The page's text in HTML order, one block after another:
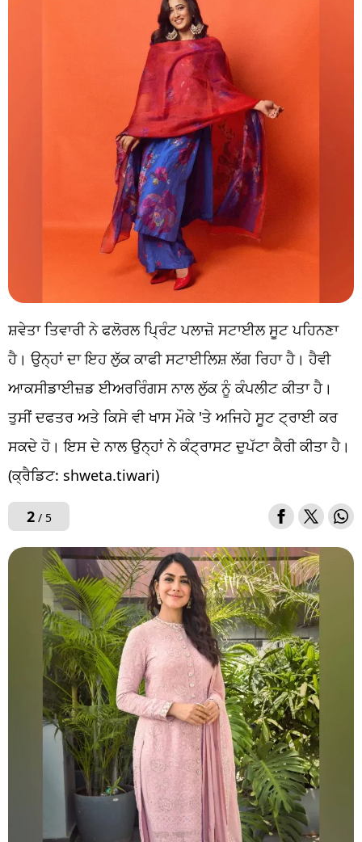
ਸ਼ਵੇਤਾ ਤਿਵਾਰੀ ਨੇ ਫਲੋਰਲ ਪ੍ਰਿੰਟ ਪਲਾਜ਼ੋ ਸਟਾਈਲ ਸੂਟ ਪਹਿਨਣਾ
ਹੈ। ਉਨ੍ਹਾਂ ਦਾ ਇਹ ਲੁੱਕ ਕਾਫੀ ਸਟਾਈਲਿਸ਼ ਲੱਗ ਰਿਹਾ ਹੈ। ਹੈਵੀ
ਆਕਸੀਡਾਈਜ਼ਡ ਈਅਰਰਿੰਗਸ ਨਾਲ ਲੁੱਕ ਨੂੰ ਕੰਪਲੀਟ ਕੀਤਾ ਹੈ।
ਤੁਸੀਂ ਦਫਤਰ ਅਤੇ ਕਿਸੇ ਵੀ ਖਾਸ ਮੌਕੇ 'ਤੇ ਅਜਿਹੇ ਸੂਟ ਟ੍ਰਾਈ ਕਰ
ਸਕਦੇ ਹੋ। ਇਸ ਦੇ ਨਾਲ ਉਨ੍ਹਾਂ ਨੇ ਕੰਟ੍ਰਾਸਟ ਦੁਪੱਟਾ ਕੈਰੀ ਕੀਤਾ ਹੈ।
(ਕ੍ਰੈਡਿਟ: shweta.tiwari)
2/ 5